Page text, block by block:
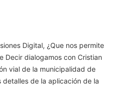
Digital, ¿Que nos permite
Decir dialogamos con Cristian
vial de la municipalidad de
de la aplicación de la